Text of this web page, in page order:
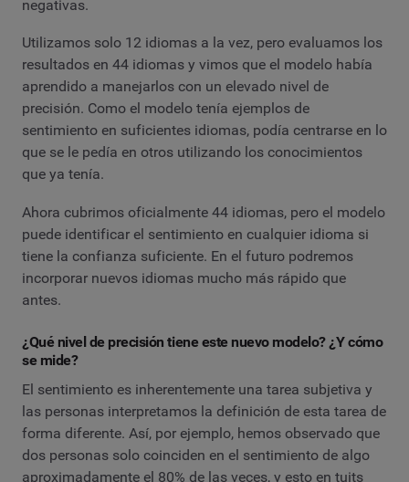
negativas.
Utilizamos solo 12 idiomas a la vez, pero evaluamos los
resultados en 44 idiomas y vimos que el modelo había
aprendido a manejarlos con un elevado nivel de
precisión. Como el modelo tenía ejemplos de
sentimiento en suficientes idiomas, podía centrarse en lo
que se le pedía en otros utilizando los conocimientos
que ya tenía.
Ahora cubrimos oficialmente 44 idiomas, pero el modelo
puede identificar el sentimiento en cualquier idioma si
tiene la confianza suficiente. En el futuro podremos
incorporar nuevos idiomas mucho más rápido que
antes.
¿Qué nivel de precisión tiene este nuevo modelo? ¿Y cómo
se mide?
El sentimiento es inherentemente una tarea subjetiva y
las personas interpretamos la definición de esta tarea de
forma diferente. Así, por ejemplo, hemos observado que
dos personas solo coinciden en el sentimiento de algo
aproximadamente el 80% de las veces, y esto en tuits